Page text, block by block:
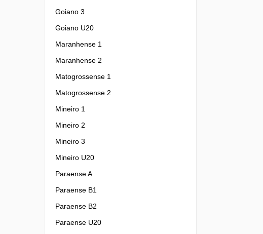
Goiano 3
Goiano U20
Maranhense 1
Maranhense 2
Matogrossense 1
Matogrossense 2
Mineiro 1
Mineiro 2
Mineiro 3
Mineiro U20
Paraense A
Paraense B1
Paraense B2
Paraense U20